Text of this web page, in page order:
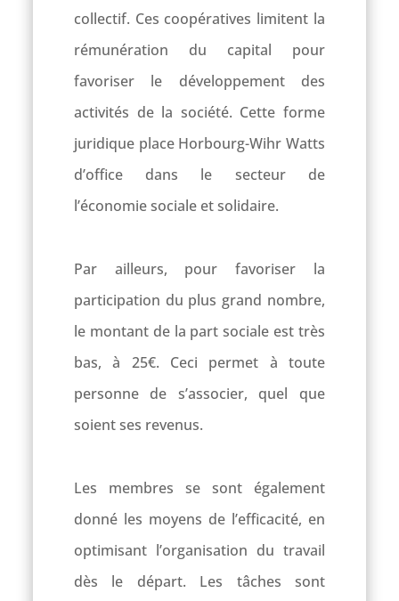
collectif. Ces coopératives limitent la
rémunération du capital pour
favoriser le développement des
activités de la société. Cette forme
juridique place Horbourg-Wihr Watts
d’office dans le secteur de
l’économie sociale et solidaire.
Par ailleurs, pour favoriser la
participation du plus grand nombre,
le montant de la part sociale est très
bas, à 25€. Ceci permet à toute
personne de s’associer, quel que
soient ses revenus.
Les membres se sont également
donné les moyens de l’efficacité, en
optimisant l’organisation du travail
dès le départ. Les tâches sont